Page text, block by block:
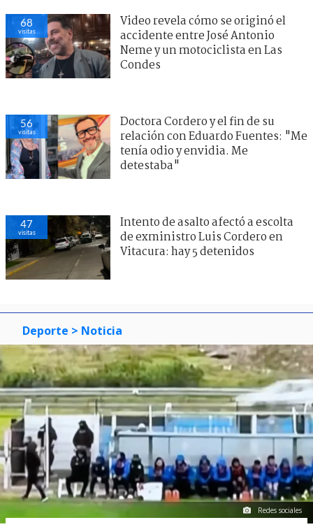
68
visitas
Video revela cómo se originó el
accidente entre José Antonio
Neme y un motociclista en Las
Condes
56
visitas
Doctora Cordero y el fin de su
relación con Eduardo Fuentes: "Me
tenía odio y envidia. Me
detestaba"
47
visitas
Intento de asalto afectó a escolta
de exministro Luis Cordero en
Vitacura: hay 5 detenidos
Deporte > Noticia
Redes sociales